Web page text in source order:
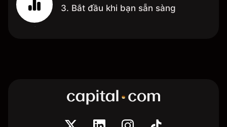
3. Bắt đầu khi bạn sẵn sàng